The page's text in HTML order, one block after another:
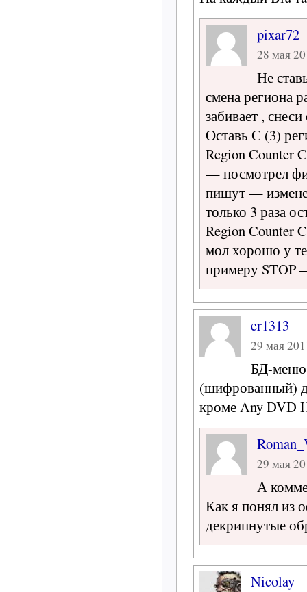
pixar72
28 мая
Не
смена региона
забивает ,
Оставь С (3)
Region Counter
— посмотрел
пишут —
только 3 раза
Region Counter
мол хорошо у
примеру STOP
er1313
29 мая
БД-
(шифрованный)
кроме Any DVD
29 мая
А
Как я понял из
декрипнутые
Nicolay